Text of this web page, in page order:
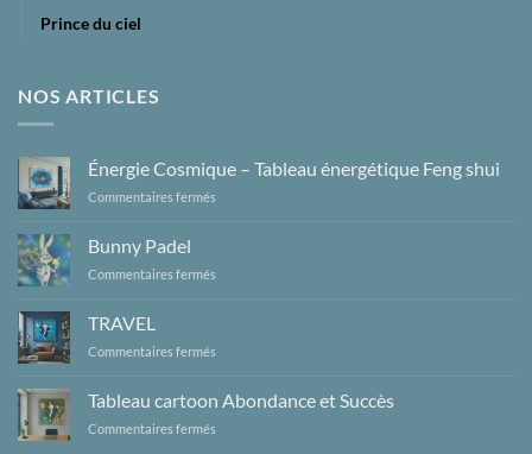
Prince du ciel
NOS ARTICLES
Énergie Cosmique – Tableau énergétique Feng shui
Commentaires fermés
Tableau
Bunny Padel
Commentaires fermés
TRAVEL
Commentaires fermés
Tableau cartoon Abondance et Succès
Commentaires fermés